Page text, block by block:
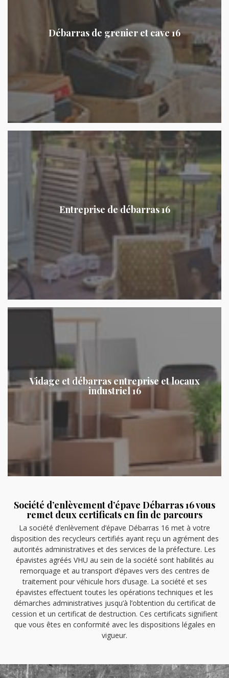
Débarras de grenier et cave 16
Entreprise de débarras 16
Vidage et débarras entreprise et locaux
industriel 16
Société d’enlèvement d’épave Débarras 16 vous
remet deux certificats en fin de parcours
La société d’enlèvement d’épave Débarras 16 met à votre
disposition des recycleurs certifiés ayant reçu un agrément des
autorités administratives et des services de la préfecture. Les
épavistes agréés VHU au sein de la société sont habilités au
remorquage et au transport d’épaves vers des centres de
traitement pour véhicule hors d’usage. La société et ses
épavistes effectuent toutes les opérations techniques et les
démarches administratives jusqu’à l’obtention du certificat de
cession et un certificat de destruction. Ces certificats signifient
que vous êtes en conformité avec les dispositions légales en
vigueur.